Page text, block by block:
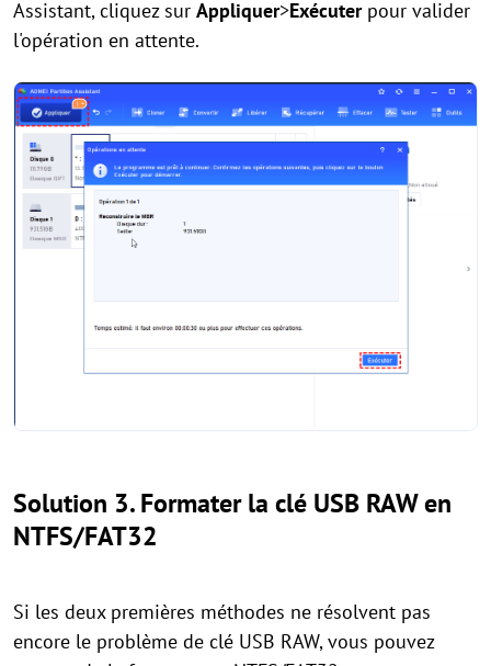
Assistant, cliquez sur Appliquer>Exécuterpour valider
l'opération en attente.
Solution 3. Formater la clé USB RAW en
NTFS/FAT32
Si les deux premières méthodes ne résolvent pas
encore le problème de clé USB RAW, vous pouvez